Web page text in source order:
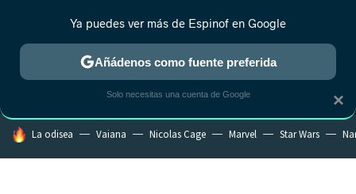
MENÚ NUEVO
ESTRENOS REALITY ANIME RANKINGS CINE
HOY SE HABLA DE
La odisea Vaiana Nicolas Cage Marvel Star Wars
×
Ya puedes ver más de Espinof en Google
Añádenos como fuente preferida
Solo necesitas una cuenta de Google